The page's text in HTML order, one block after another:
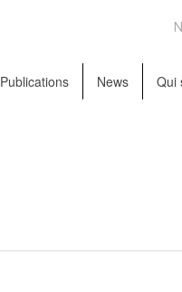
Publications News Qui